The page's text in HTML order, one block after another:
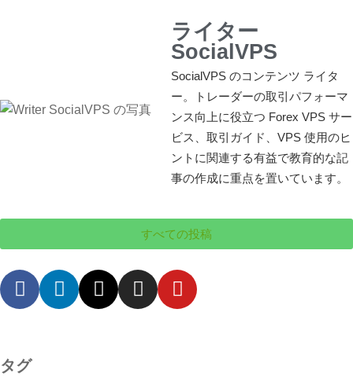
ライター
SocialVPS
SocialVPS のコンテンツ ライタ
ー。トレーダーの取引パフォーマ
ンス向上に役立つ Forex VPS サー
ビス、取引ガイド、VPS 使用のヒ
ントに関連する有益で教育的な記
事の作成に重点を置いています。
すべての投稿
タグ